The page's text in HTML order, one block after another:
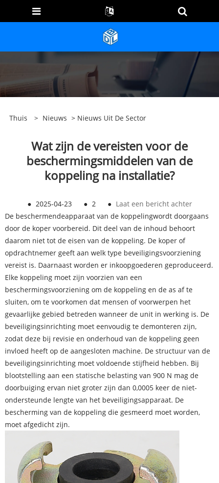
Thuis > Nieuws > Nieuws Uit De Sector
Wat zijn de vereisten voor de
beschermingsmiddelen van de
koppeling na installatie?
● 2025-04-23 ● 2 ● Laat een bericht achter
De beschermendeapparaat van de koppelingwordt doorgaans
door de koper voorbereid. Dit deel van de inhoud behoort
daarom niet tot de eisen van de koppeling. De koper of
opdrachtnemer geeft aan welk type beveiligingsvoorziening
vereist is. Daarnaast worden er inkoopgoederen geproduceerd.
Elke koppeling moet zijn voorzien van een
beschermingsvoorziening om de koppeling en de as af te
sluiten, om te voorkomen dat mensen of voorwerpen het
gevaarlijke gebied betreden wanneer de unit in werking is. De
beveiligingsinrichting moet eenvoudig te demonteren zijn,
zodat deze bij revisie en onderhoud van de koppeling geen
invloed heeft op de aangesloten machine. De structuur van de
beveiligingsinrichting moet voldoende stijfheid hebben. Bij
blootstelling aan een statische belasting van 900 N mag de
doorbuiging ervan niet groter zijn dan 0,0005 keer de niet-
ondersteunde lengte van het beveiligingsapparaat. De
bescherming van de koppeling die gesmeerd moet worden,
moet afgedicht zijn.